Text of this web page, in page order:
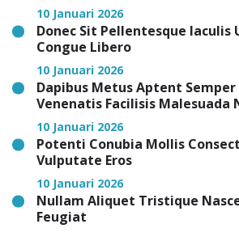
10 Januari 2026
Donec Sit Pellentesque Iaculis
Congue Libero
10 Januari 2026
Dapibus Metus Aptent
Venenatis Facilisis Malesuada
10 Januari 2026
Potenti Conubia Mollis
Vulputate Eros
10 Januari 2026
Nullam Aliquet Tristique
Feugiat